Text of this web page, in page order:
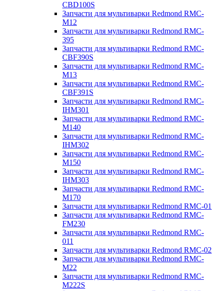
CBD100S
Запчасти для мультиварки Redmond RMC-
M12
Запчасти для мультиварки Redmond RMC-
395
Запчасти для мультиварки Redmond RMC-
CBF390S
Запчасти для мультиварки Redmond RMC-
M13
Запчасти для мультиварки Redmond RMC-
CBF391S
Запчасти для мультиварки Redmond RMC-
IHM301
Запчасти для мультиварки Redmond RMC-
M140
Запчасти для мультиварки Redmond RMC-
IHM302
Запчасти для мультиварки Redmond RMC-
M150
Запчасти для мультиварки Redmond RMC-
IHM303
Запчасти для мультиварки Redmond RMC-
M170
Запчасти для мультиварки Redmond RMC-01
Запчасти для мультиварки Redmond RMC-
FM230
Запчасти для мультиварки Redmond RMC-
011
Запчасти для мультиварки Redmond RMC-02
Запчасти для мультиварки Redmond RMC-
M22
Запчасти для мультиварки Redmond RMC-
M222S